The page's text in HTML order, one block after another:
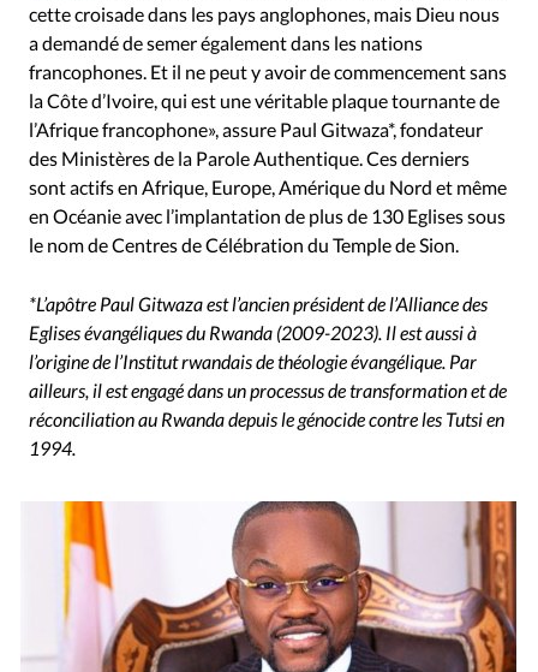
cette croisade dans les pays anglophones, mais Dieu nous
a demandé de semer également dans les nations
francophones. Et il ne peut y avoir de commencement sans
la Côte d’Ivoire, qui est une véritable plaque tournante de
l’Afrique francophone», assure Paul Gitwaza*, fondateur
des Ministères de la Parole Authentique. Ces derniers
sont actifs en Afrique, Europe, Amérique du Nord et même
en Océanie avec l’implantation de plus de 130 Eglises sous
le nom de Centres de Célébration du Temple de Sion.
*L’apôtre Paul Gitwaza est l’ancien président de l’Alliance des
Eglises évangéliques du Rwanda (2009-2023). Il est aussi à
l’origine de l’Institut rwandais de théologie évangélique. Par
ailleurs, il est engagé dans un processus de transformation et de
réconciliation au Rwanda depuis le génocide contre les Tutsi en
1994.